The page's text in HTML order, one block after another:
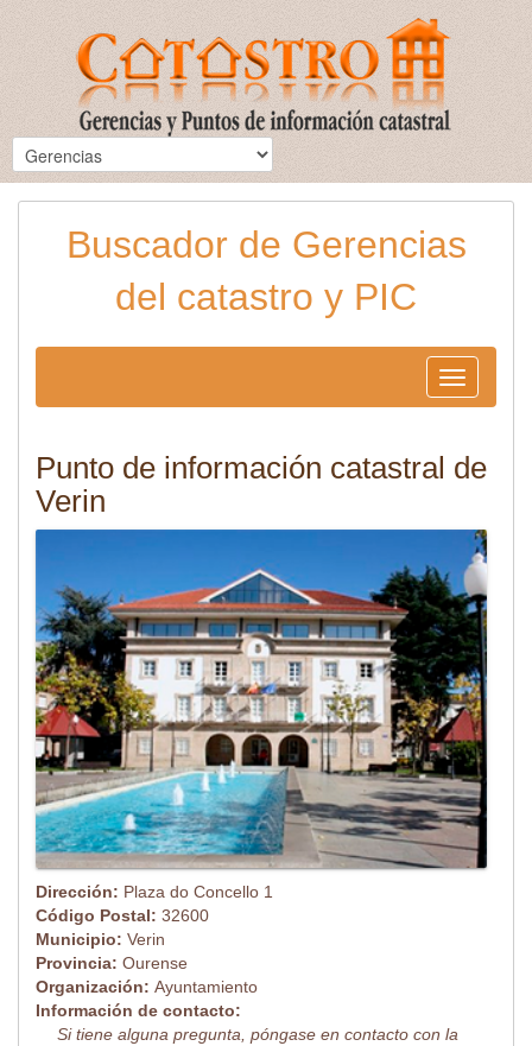
Buscador de Gerencias
del catastro y PIC
Toggle
navigation
Punto de información catastral de
Verin
Dirección: Plaza do Concello 1
Código Postal: 32600
Municipio: Verin
Provincia: Ourense
Organización: Ayuntamiento
Información de contacto:
Si tiene alguna pregunta, póngase en contacto con la